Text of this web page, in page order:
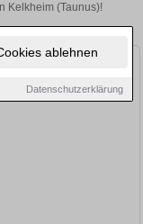
ablehnen
Datenschutzerklärung
Kelkheim (Taunus)!